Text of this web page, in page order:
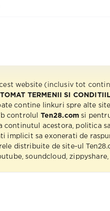
website (inclusiv tot
TERMENII SI
contine linkuri spre alte
controlul
Ten28.com si
continutul acestora, politica
implicit sa exonerati de
distribuite de site-ul
soundcloud, zippyshare,